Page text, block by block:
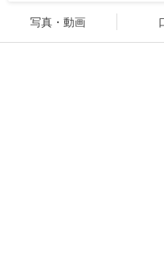
写真・動画